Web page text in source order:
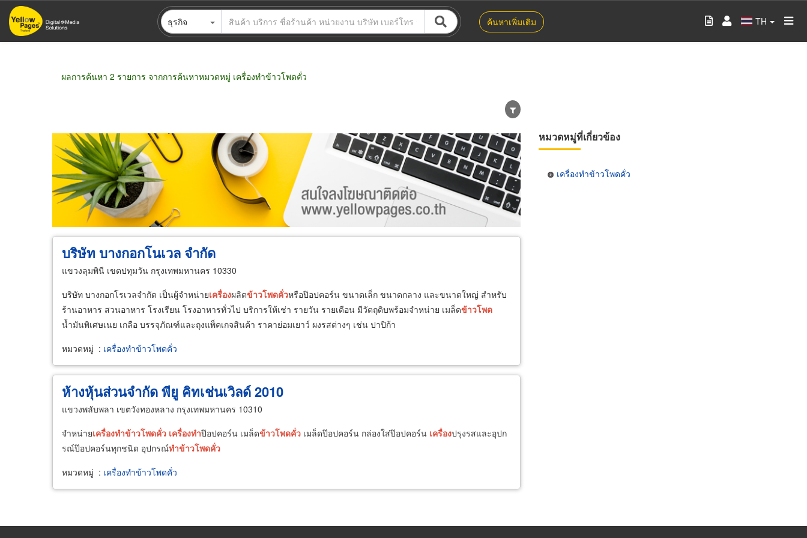
ข้าม
ไป
ธุรกิจ ค้นหาเพิ่มเติม TH
ผลการค้นหา 2 รายการ จากการค้นหาหมวดหมู่ เครื่องทำข้าวโพดคั่ว
ขายส่ง ขายปลีก ผู้ผลิต ตัวแทนจัดจำหน่าย ผู้ส่งออก/นำเข้า ธุรกิจบริการ
บริษัท บางกอกโนเวล จำกัด
แขวงลุมพินี เขตปทุมวัน กรุงเทพมหานคร 10330
บริษัท บางกอกโรเวลจำกัด เป็นผู้จำหน่ายเครื่องผลิตข้าวโพดคั่วหรือป๊อปคอร์น ขนาดเล็ก ขนาดกลาง และขนาดใหญ่ สำหรับ
ร้านอาหาร สวนอาหาร โรงเรียน โรงอาหารทั่วไป บริการให้เช่า รายวัน รายเดือน มีวัตถุดิบพร้อมจำหน่าย เมล็ดข้าวโพด
น้ำมันพิเศษเนย เกลือ บรรจุภัณฑ์และถุงแพ็คเกจสินค้า ราคาย่อมเยาว์ ผงรสต่างๆ เช่น ปาปิก้า
หมวดหมู่ : เครื่องทำข้าวโพดคั่ว
ห้างหุ้นส่วนจำกัด พียู คิทเช่นเวิลด์ 2010
แขวงพลับพลา เขตวังทองหลาง กรุงเทพมหานคร 10310
จำหน่ายเครื่องทำข้าวโพดคั่ว เครื่องทำป๊อปคอร์น เมล็ดข้าวโพดคั่ว เมล็ดป๊อปคอร์น กล่องใส่ป๊อปคอร์น เครื่องปรุงรสและอุปก
รณ์ป๊อปคอร์นทุกชนิด อุปกรณ์ทำข้าวโพดคั่ว
หมวดหมู่ : เครื่องทำข้าวโพดคั่ว
หมวดหมู่ที่เกี่ยวข้อง
เครื่องทำข้าวโพดคั่ว